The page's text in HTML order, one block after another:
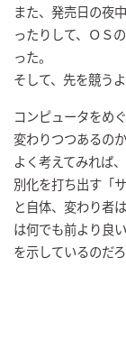
また、発売日の夜
ったりして、ＯＳ
った。
そして、先を競う
コンピュータをめ
変わりつつあるの
よく考えてみれば
別化を打ち出す「
と自体、変わり者
は何でも前より良
を示しているのだろ